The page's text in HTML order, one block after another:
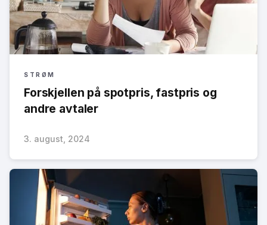
STRØM
Forskjellen på spotpris, fastpris og
andre avtaler
3. august, 2024